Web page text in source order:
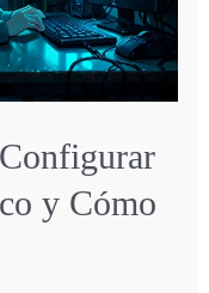
y Cómo